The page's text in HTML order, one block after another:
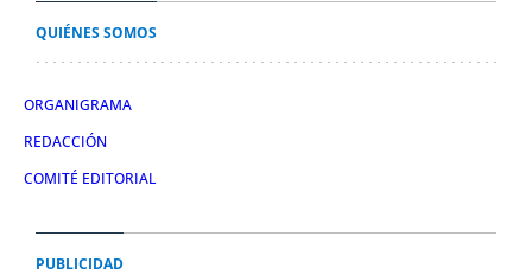
QUIÉNES SOMOS
ORGANIGRAMA
REDACCIÓN
COMITÉ EDITORIAL
PUBLICIDAD